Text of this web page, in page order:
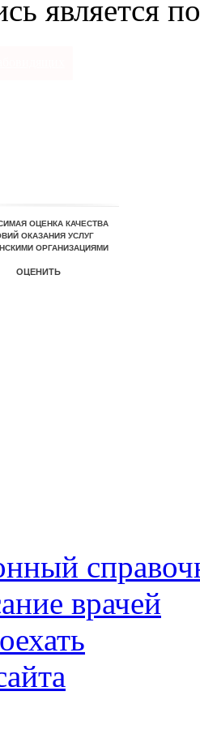
является
врачей